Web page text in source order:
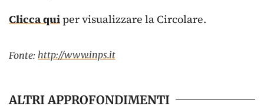
Clicca quiper visualizzare la Circolare.
Fonte: http://www.inps.it
ALTRI APPROFONDIMENTI